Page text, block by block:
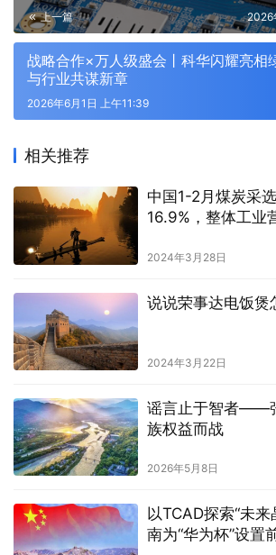
上一篇 2026
战略合作×万人级盛会丨科华闪耀亮相
与行业共谋新章
2026年6月1日 上午11:39
相关推荐
中国1-2月煤炭采
16.9%，整体工业
2024年3月28日
说说荣事达电饭煲
2024年3月22日
谣言止于智者——
族权益而战
2026年5月8日
以TCAD探索“未来
南为“华为杯”设置